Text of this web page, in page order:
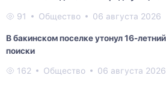
91 Общество 06 августа 2026
В бакинском поселке утонул 16-
поиски
162 Общество 06 августа 2026